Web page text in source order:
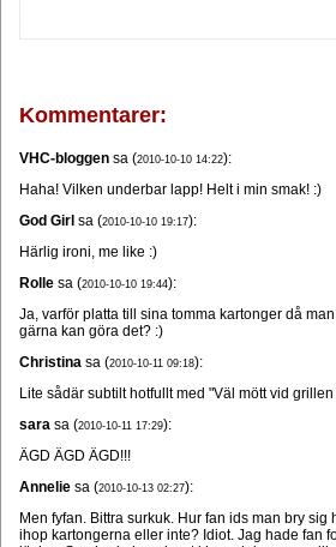
Kommentarer:
VHC-bloggen sa (2010-10-10 14:22):
Haha! Vilken underbar lapp! Helt i min smak! :)
God Girl sa (2010-10-10 19:17):
Härlig ironi, me like :)
Rolle sa (2010-10-10 19:44):
Ja, varför platta till sina tomma kartonger då
gärna kan göra det? :)
Christina sa (2010-10-11 09:18):
Lite sådär subtilt hotfullt med "Väl mött vid
sara sa (2010-10-11 17:29):
ÄGD ÄGD ÄGD!!!
Annelie sa (2010-10-13 02:27):
Men fyfan. Bittra surkuk. Hur fan ids man bry
ihop kartongerna eller inte? Idiot. Jag hade fan